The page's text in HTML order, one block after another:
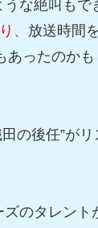
な絶叫もで
、 放送時間
あったのか
の後任”が
のタレント